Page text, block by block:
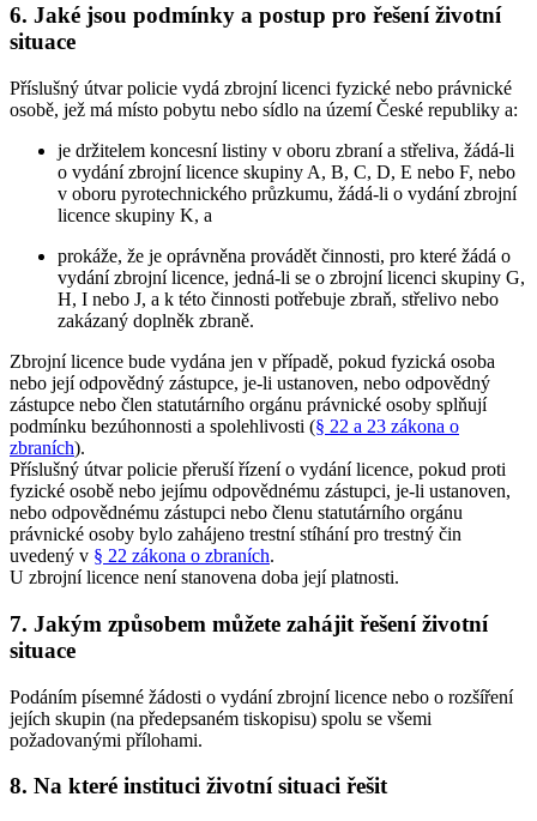
6. Jaké jsou podmínky a postup pro řešení životní
situace
Příslušný útvar policie vydá zbrojní licenci fyzické nebo právnické
osobě, jež má místo pobytu nebo sídlo na území České republiky a:
je držitelem koncesní listiny v oboru zbraní a střeliva, žádá-li
o vydání zbrojní licence skupiny A, B, C, D, E nebo F, nebo
v oboru pyrotechnického průzkumu, žádá-li o vydání zbrojní
licence skupiny K, a
prokáže, že je oprávněna provádět činnosti, pro které žádá o
vydání zbrojní licence, jedná-li se o zbrojní licenci skupiny G,
H, I nebo J, a k této činnosti potřebuje zbraň, střelivo nebo
zakázaný doplněk zbraně.
Zbrojní licence bude vydána jen v případě, pokud fyzická osoba
nebo její odpovědný zástupce, je-li ustanoven, nebo odpovědný
zástupce nebo člen statutárního orgánu právnické osoby splňují
podmínku bezúhonnosti a spolehlivosti (§ 22 a 23 zákona o
zbraních).
Příslušný útvar policie přeruší řízení o vydání licence, pokud proti
fyzické osobě nebo jejímu odpovědnému zástupci, je-li ustanoven,
nebo odpovědnému zástupci nebo členu statutárního orgánu
právnické osoby bylo zahájeno trestní stíhání pro trestný čin
uvedený v § 22 zákona o zbraních.
U zbrojní licence není stanovena doba její platnosti.
7. Jakým způsobem můžete zahájit řešení životní
situace
Podáním písemné žádosti o vydání zbrojní licence nebo o rozšíření
jejích skupin (na předepsaném tiskopisu) spolu se všemi
požadovanými přílohami.
8. Na které instituci životní situaci řešit